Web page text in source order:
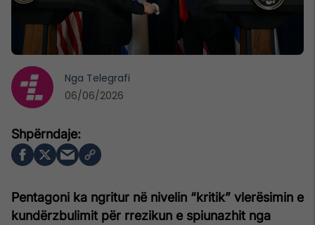
Pentagoni ka ngritur në nivelin “kritik” vlerësimin e
kundërzbulimit për rrezikun e spiunazhit nga
Nga Telegrafi
06/06/2026